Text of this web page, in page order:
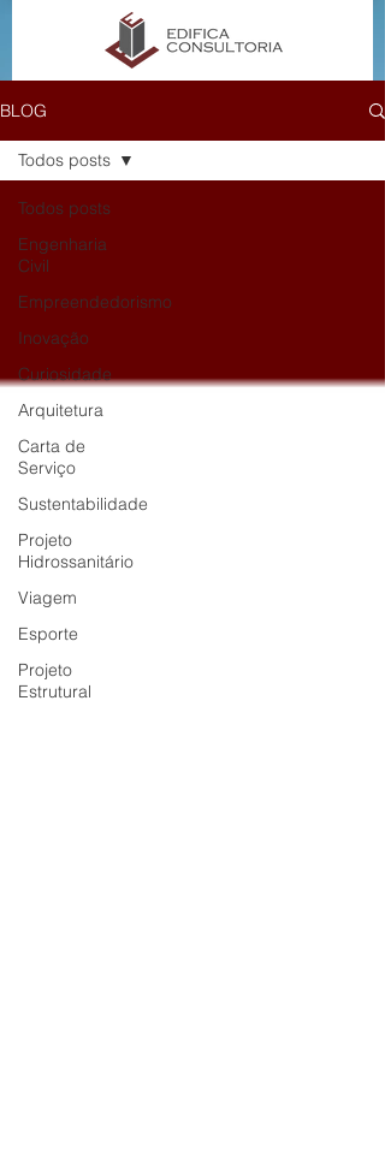
BLOG
Todos posts
Engenharia
Civil
Empreendedorismo
Inovação
Curiosidade
Arquitetura
Carta de
Serviço
Sustentabilidade
Projeto
Hidrossanitário
Viagem
Esporte
Projeto
Estrutural
Todos posts